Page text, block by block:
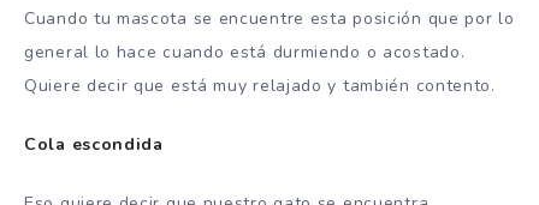
Cuando tu mascota se encuentre esta posición que por lo
general lo hace cuando está durmiendo o acostado.
Quiere decir que está muy relajado y también contento.
Cola escondida